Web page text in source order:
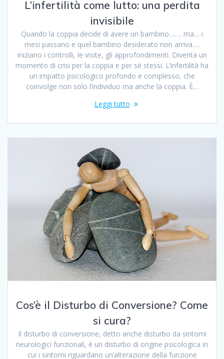
L’infertilità come lutto: una perdita
invisibile
Quando la coppia decide di avere un bambino……. ma… i
mesi passano e quel bambino desiderato non arriva….
iniziano i controlli, le visite, gli approfondimenti. Diventa un
momento di crisi per la coppia e per sé stessi. L’infertilità ha
un impatto psicologico profondo e complesso, che
coinvolge non solo l’individuo ma anche la coppia. È…
Leggi tutto
Cos’è il Disturbo di Conversione? Come
si cura?
Il disturbo di conversione, detto anche disturbo da sintomi
neurologici funzionali, è un disturbo di origine psicologica in
cui i sintomi riguardano un’alterazione della funzione